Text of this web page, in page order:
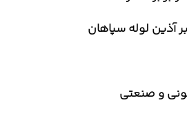
آذین لوله سپاهان
و صنعتی